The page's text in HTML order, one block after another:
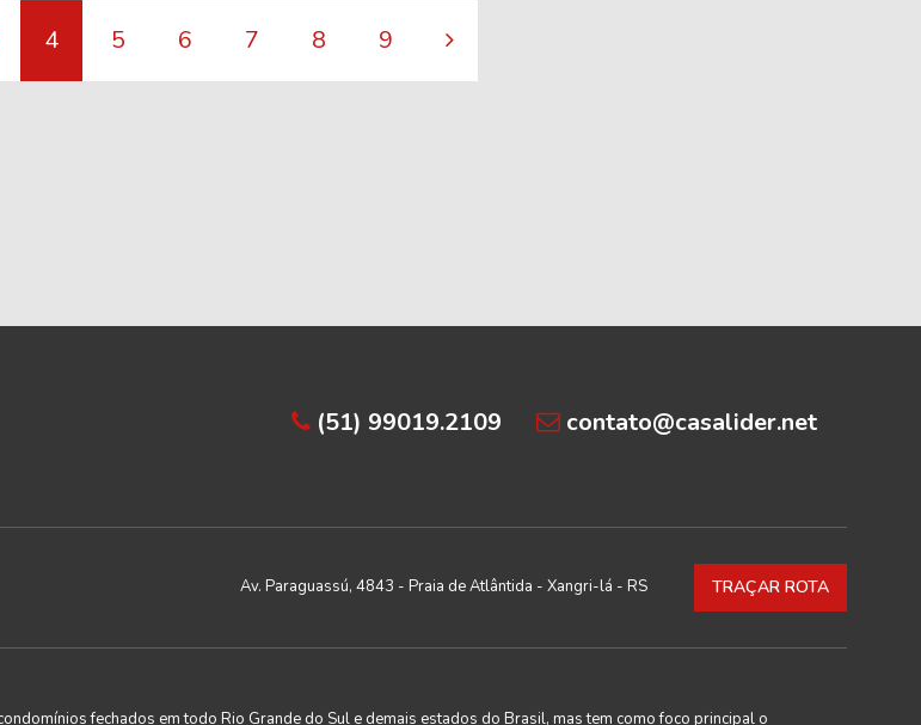
4 5 6 7 8 9
(51) 99019.2109 contato@casalider.net
Av. Paraguassú, 4843 - Praia de Atlântida - Xangri-lá - RS TRAÇAR ROTA
fechados em todo Rio Grande do Sul e demais estados do Brasil, mas tem como foco principal o